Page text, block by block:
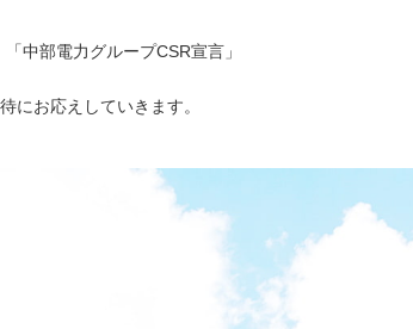
中部電力グループCSR宣言」
にお応えしていきます。